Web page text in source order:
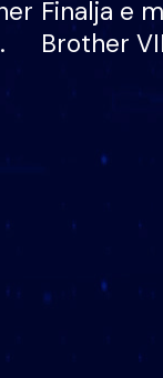
Finalja e
Brother
banori i
dhe
të fituar